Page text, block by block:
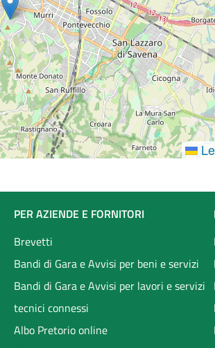
PER AZIENDE E FORNITORI
Brevetti
Bandi di Gara e Avvisi per beni e servizi
Bandi di Gara e Avvisi per lavori e servizi
tecnici connessi
Albo Pretorio online